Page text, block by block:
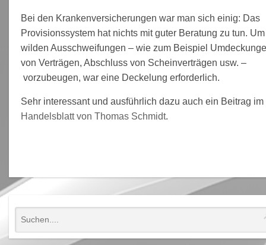
Bei den Krankenversicherungen war man sich einig: Das
Provisionssystem hat nichts mit guter Beratung zu tun. Um
wilden Ausschweifungen – wie zum Beispiel
von Verträgen, Abschluss von Scheinverträgen usw. –
vorzubeugen, war eine Deckelung erforderlich.
Sehr interessant und ausführlich dazu auch ein Beitrag im
Handelsblatt von Thomas Schmidt.